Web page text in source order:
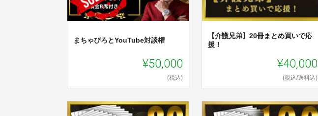
まちゃぴろとYouTube対談権
¥50,000
(税込)
【介護兄弟】20冊まとめ買いで応
援！
¥40,000
(税込/送料込)